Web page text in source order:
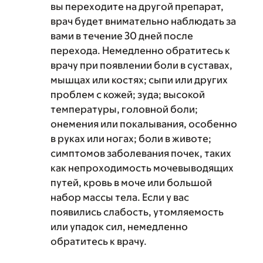
вы переходите на другой препарат,
врач будет внимательно наблюдать за
вами в течение 30 дней после
перехода. Немедленно обратитесь к
врачу при появлении боли в суставах,
мышцах или костях; сыпи или других
проблем с кожей; зуда; высокой
температуры, головной боли;
онемения или покалывания, особенно
в руках или ногах; боли в животе;
симптомов заболевания почек, таких
как непроходимость мочевыводящих
путей, кровь в моче или большой
набор массы тела. Если у вас
появились слабость, утомляемость
или упадок сил, немедленно
обратитесь к врачу.